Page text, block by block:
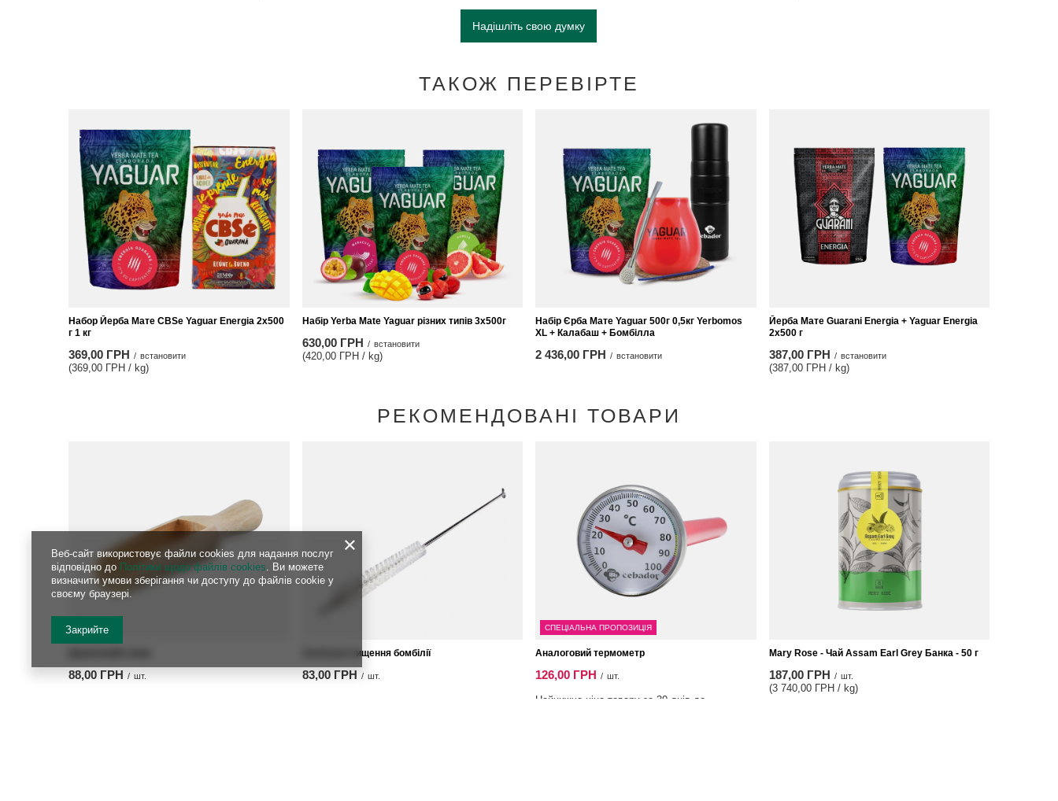
Надішліть свою думку
ТАКОЖ ПЕРЕВІРТЕ
Набор Йерба Мате CBSe Yaguar Energia 2x500
г 1 кг
369,00 ГРН / встановити
(369,00 ГРН / kg)
Набір Yerba Mate Yaguar різних типів 3х500г
630,00 ГРН / встановити
(420,00 ГРН / kg)
Набір Єрба Мате Yaguar 500г 0,5кг Yerbomos
XL + Калабаш + Бомбілла
2 436,00 ГРН / встановити
Йерба Мате Guarani Energia + Yaguar Energia
2x500 г
387,00 ГРН / встановити
(387,00 ГРН / kg)
РЕКОМЕНДОВАНІ ТОВАРИ
88,00 ГРН / шт.
Засіб для чищення бомбілії
83,00 ГРН / шт.
СПЕЦІАЛЬНА ПРОПОЗИЦІЯ
Аналоговий термометр
126,00 ГРН / шт.
Найнижча ціна товару за 30 днів до
Mary Rose - Чай Assam Earl Grey Банка - 50 г
187,00 ГРН / шт.
(3 740,00 ГРН / kg)
Веб-сайт використовує файли cookies для надання послуг
відповідно до Політики щодо файлів cookies. Ви можете
визначити умови зберігання чи доступу до файлів cookie у
своєму браузері.
Закрийте